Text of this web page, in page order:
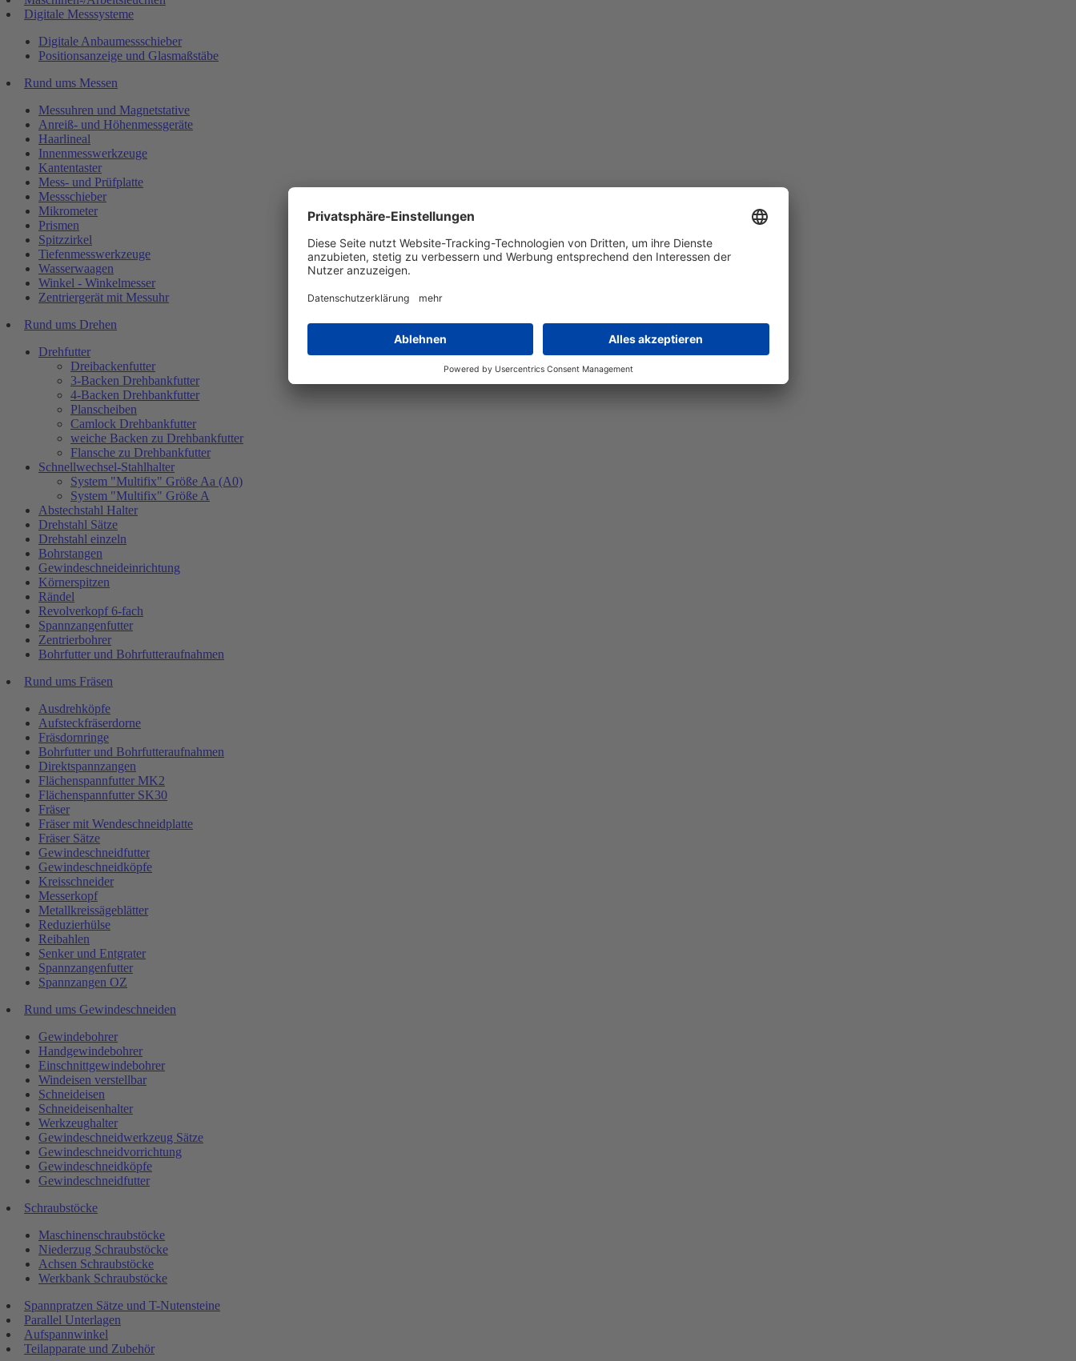
Digitale Messsysteme
Digitale Anbaumessschieber
Positionsanzeige und Glasmaßstäbe
Rund ums Messen
Messuhren und Magnetstative
Anreiß- und Höhenmessgeräte
Haarlineal
Innenmesswerkzeuge
Kantentaster
Mess- und Prüfplatte
Messschieber
Mikrometer
Prismen
Spitzzirkel
Tiefenmesswerkzeuge
Wasserwaagen
Winkel - Winkelmesser
Zentriergerät mit Messuhr
Rund ums Drehen
Drehfutter
Dreibackenfutter
3-Backen Drehbankfutter
4-Backen Drehbankfutter
Planscheiben
Camlock Drehbankfutter
weiche Backen zu Drehbankfutter
Flansche zu Drehbankfutter
Schnellwechsel-Stahlhalter
System "Multifix" Größe Aa (A0)
System "Multifix" Größe A
Abstechstahl Halter
Drehstahl Sätze
Drehstahl einzeln
Bohrstangen
Gewindeschneideinrichtung
Körnerspitzen
Rändel
Revolverkopf 6-fach
Spannzangenfutter
Zentrierbohrer
Bohrfutter und Bohrfutteraufnahmen
Rund ums Fräsen
Ausdrehköpfe
Aufsteckfräserdorne
Fräsdornringe
Bohrfutter und Bohrfutteraufnahmen
Direktspannzangen
Flächenspannfutter MK2
Flächenspannfutter SK30
Fräser
Fräser mit Wendeschneidplatte
Fräser Sätze
Gewindeschneidfutter
Gewindeschneidköpfe
Kreisschneider
Messerkopf
Metallkreissägeblätter
Reduzierhülse
Reibahlen
Senker und Entgrater
Spannzangenfutter
Spannzangen OZ
Rund ums Gewindeschneiden
Gewindebohrer
Handgewindebohrer
Einschnittgewindebohrer
Windeisen verstellbar
Schneideisen
Schneideisenhalter
Werkzeughalter
Gewindeschneidwerkzeug Sätze
Gewindeschneidvorrichtung
Gewindeschneidköpfe
Gewindeschneidfutter
Schraubstöcke
Maschinenschraubstöcke
Niederzug Schraubstöcke
Achsen Schraubstöcke
Werkbank Schraubstöcke
Spannpratzen Sätze und T-Nutensteine
Parallel Unterlagen
Aufspannwinkel
Teilapparate und Zubehör